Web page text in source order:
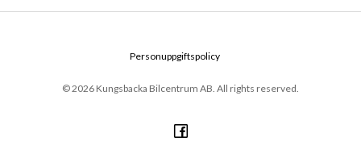
© 2026 Kungsbacka Bilcentrum AB. All rights reserved.
Personuppgiftspolicy